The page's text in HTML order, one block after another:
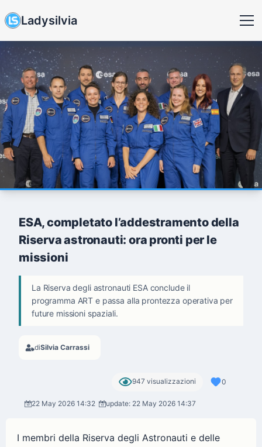
Ladysilvia
ESA, completato l’addestramento della
Riserva astronauti: ora pronti per le
missioni
La Riserva degli astronauti ESA conclude il
programma ART e passa alla prontezza operativa per
future missioni spaziali.
diSilvia Carrassi
947 visualizzazioni 0
22 May 2026 14:32 update: 22 May 2026 14:37
I membri della Riserva degli Astronauti e delle